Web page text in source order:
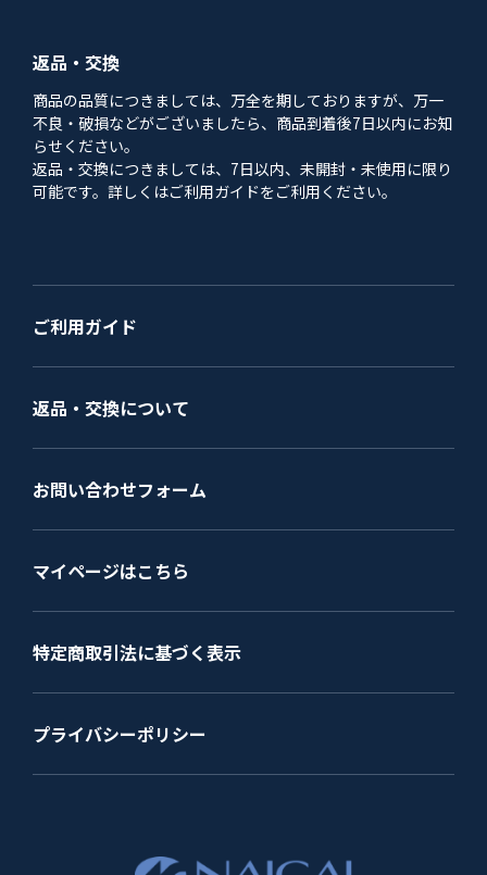
返品・交換
商品の品質につきましては、万全を期しておりますが、万一
不良・破損などがございましたら、商品到着後7日以内にお知
らせください。
返品・交換につきましては、7日以内、未開封・未使用に限り
可能です。詳しくはご利用ガイドをご利用ください。
ご利用ガイド
返品・交換について
お問い合わせフォーム
マイページはこちら
特定商取引法に基づく表示
プライバシーポリシー